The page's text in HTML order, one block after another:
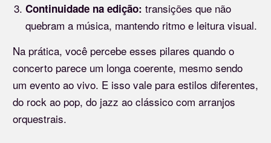
Continuidade na edição: transições que não
quebram a música, mantendo ritmo e leitura visual.
Na prática, você percebe esses pilares quando o
concerto parece um longa coerente, mesmo sendo
um evento ao vivo. E isso vale para estilos diferentes,
do rock ao pop, do jazz ao clássico com arranjos
orquestrais.